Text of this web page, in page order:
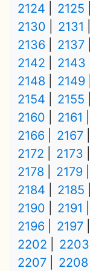
2124 2125
2130
2131
2136
2137
2142
2143
2148
2149
2154
2155
2160
2161
2166
2167
2172
2173
2178
2179
2184
2185
2190
2191
2196
2197
2202
2203
2207
2208